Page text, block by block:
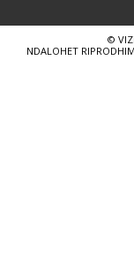
©
NDALOHET